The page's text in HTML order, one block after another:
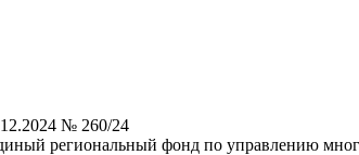
№ 260/24
региональный фонд по управлению